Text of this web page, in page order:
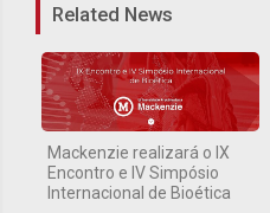
Related News
Mackenzie realizará o IX
Encontro e IV Simpósio
Internacional de Bioética